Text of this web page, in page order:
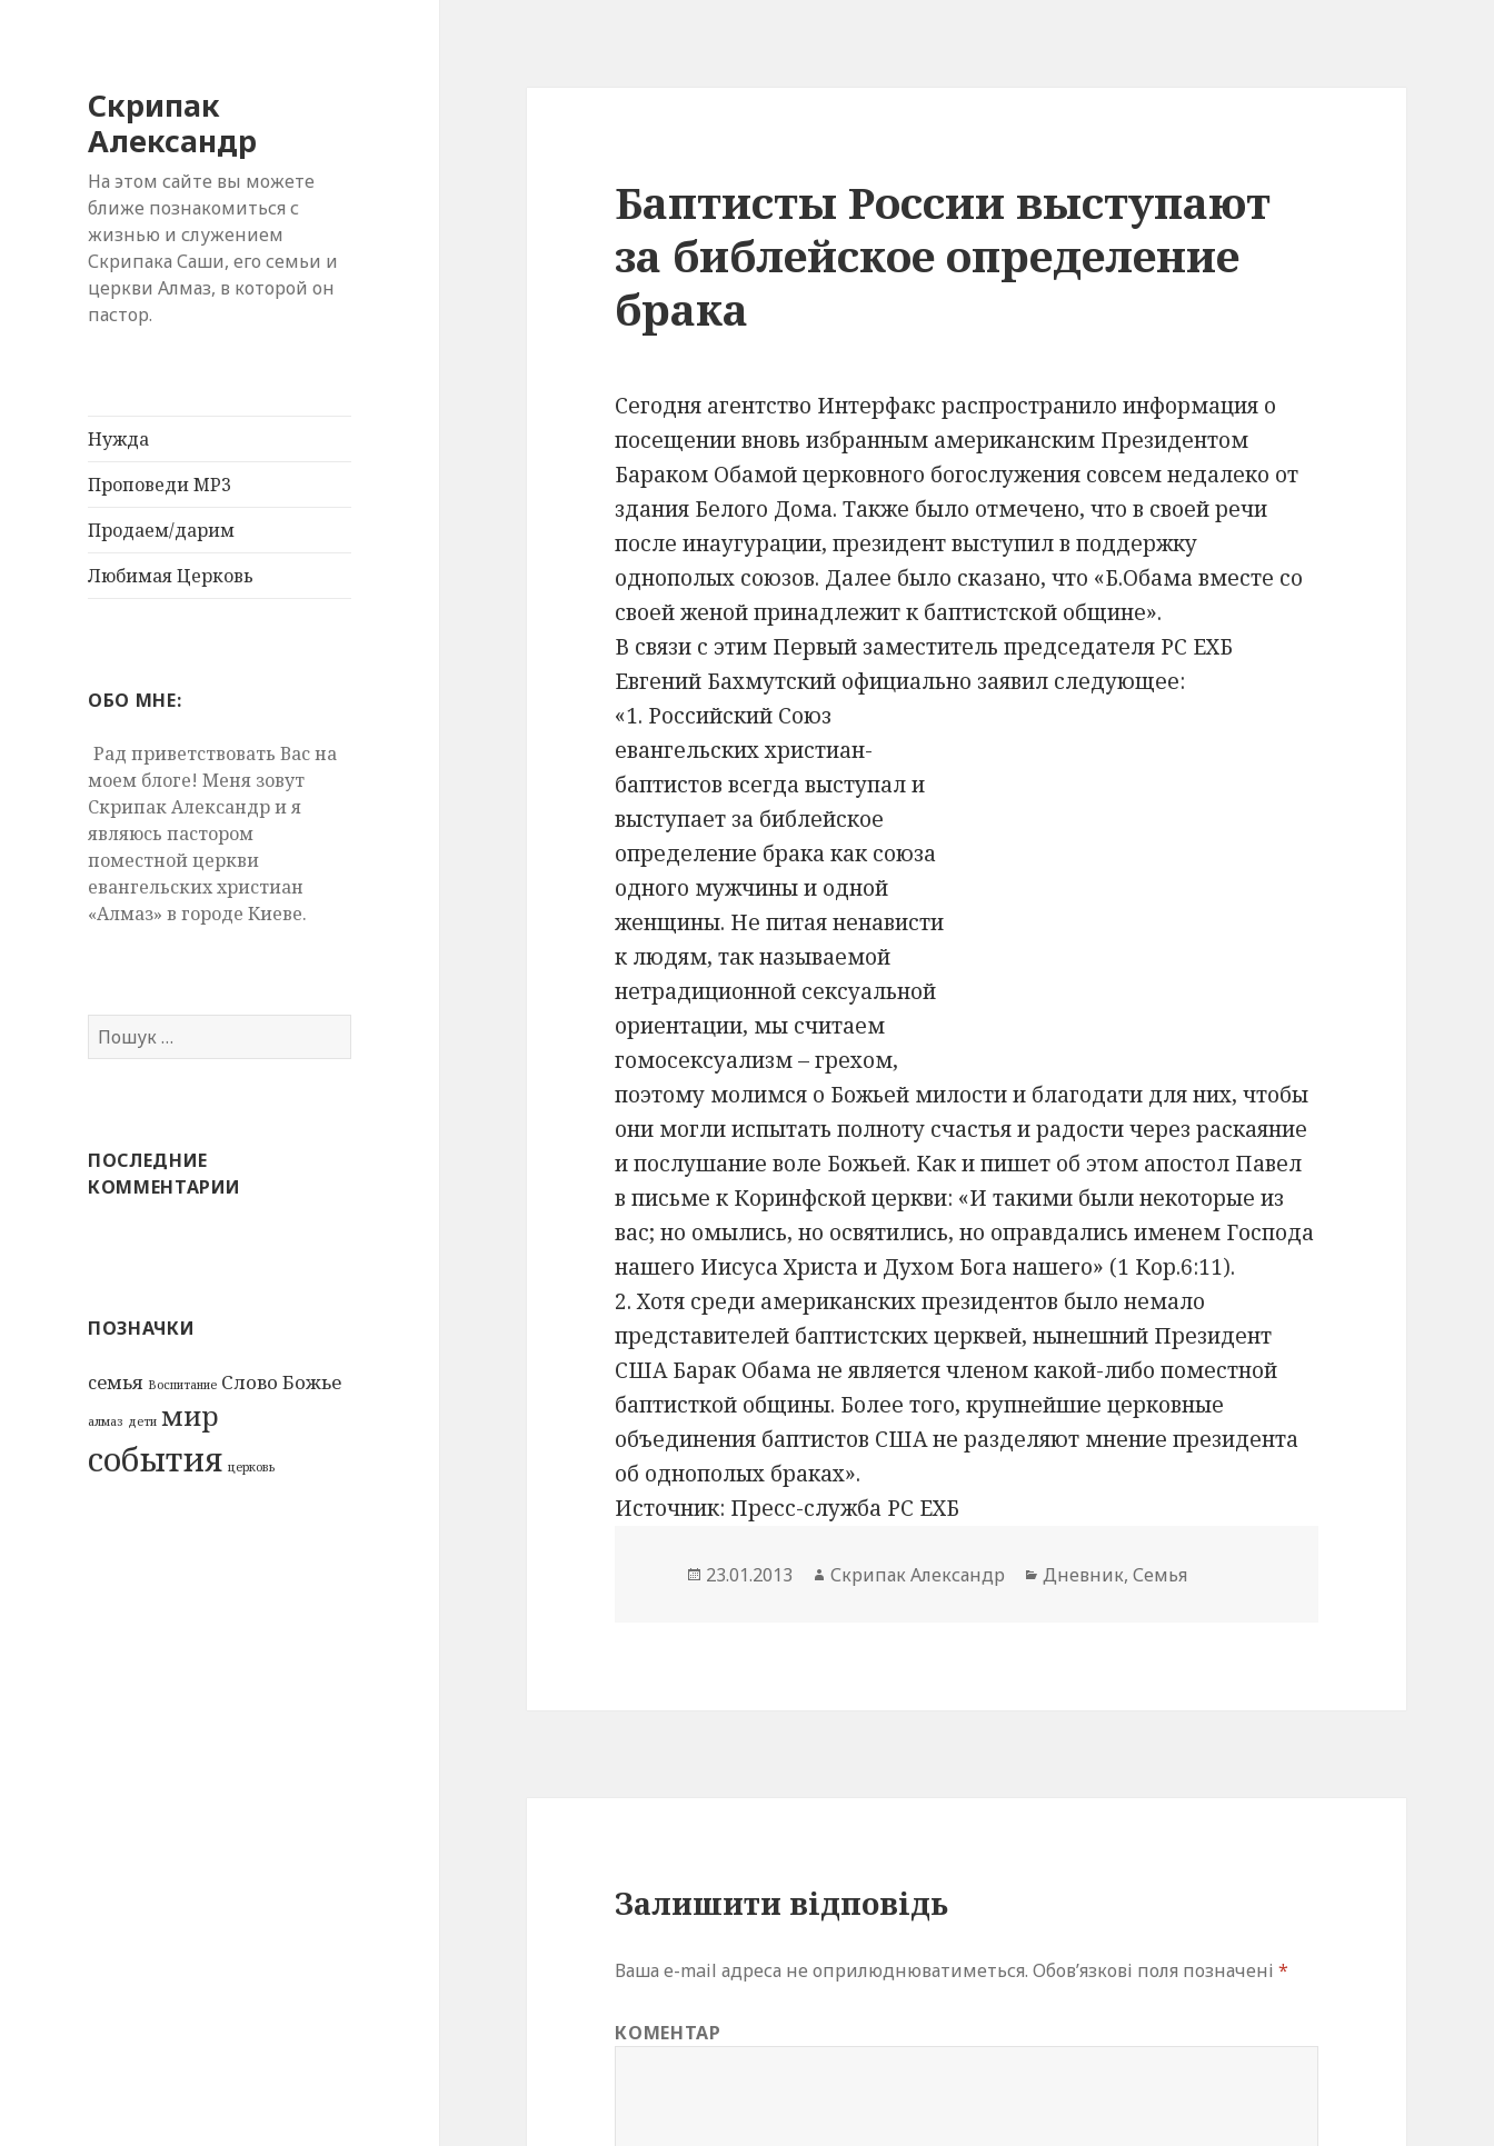
Скрипак
Александр
На этом сайте вы можете
ближе познакомиться с
жизнью и служением
Скрипака Саши, его семьи и
церкви Алмаз, в которой он
пастор.
Нужда
Проповеди MP3
Продаем/дарим
Любимая Церковь
ОБО МНЕ:
Рад приветствовать Вас на
моем блоге! Меня зовут
Скрипак Александр и я
являюсь пастором
поместной церкви
евангельских христиан
«Алмаз» в городе Киеве.
Пошук:
ПОСЛЕДНИЕ
КОММЕНТАРИИ
ПОЗНАЧКИ
cемья Воспитание Слово Божье
алмаз дети мир
события церковь
Баптисты России выступают
за библейское определение
брака
Сегодня агентство Интерфакс распространило информация о
посещении вновь избранным американским Президентом
Бараком Обамой церковного богослужения совсем недалеко от
здания Белого Дома. Также было отмечено, что в своей речи
после инаугурации, президент выступил в поддержку
однополых союзов. Далее было сказано, что «Б.Обама вместе со
своей женой принадлежит к баптистской общине».
В связи с этим Первый заместитель председателя РС ЕХБ
Евгений Бахмутский официально заявил следующее:
«1. Российский Союз
евангельских христиан-
баптистов всегда выступал и
выступает за библейское
определение брака как союза
одного мужчины и одной
женщины. Не питая ненависти
к людям, так называемой
нетрадиционной сексуальной
ориентации, мы считаем
гомосексуализм – грехом,
поэтому молимся о Божьей милости и благодати для них, чтобы
они могли испытать полноту счастья и радости через раскаяние
и послушание воле Божьей. Как и пишет об этом апостол Павел
в письме к Коринфской церкви: «И такими были некоторые из
вас; но омылись, но освятились, но оправдались именем Господа
нашего Иисуса Христа и Духом Бога нашего» (1 Кор.6:11).
2. Хотя среди американских президентов было немало
представителей баптистских церквей, нынешний Президент
США Барак Обама не является членом какой-либо поместной
баптисткой общины. Более того, крупнейшие церковные
объединения баптистов США не разделяют мнение президента
об однополых браках».
Источник: Пресс-служба РС ЕХБ
Опубліковано
23.01.2013 Автор
Скрипак Александр Категорії
Дневник, Семья
Залишити відповідь
Ваша e-mail адреса не оприлюднюватиметься. Обов’язкові поля позначені*
КОМЕНТАР